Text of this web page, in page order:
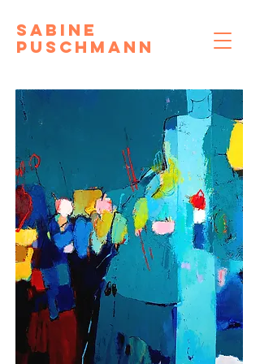
Sabine
Puschmann